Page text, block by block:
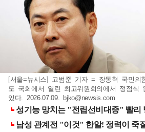
[서울=뉴시스] 고범준 기자 = 장동혁 국민의
도 국회에서 열린 최고위원회의에서 정점식
있다. 2026.07.09. bjko@newsis.com